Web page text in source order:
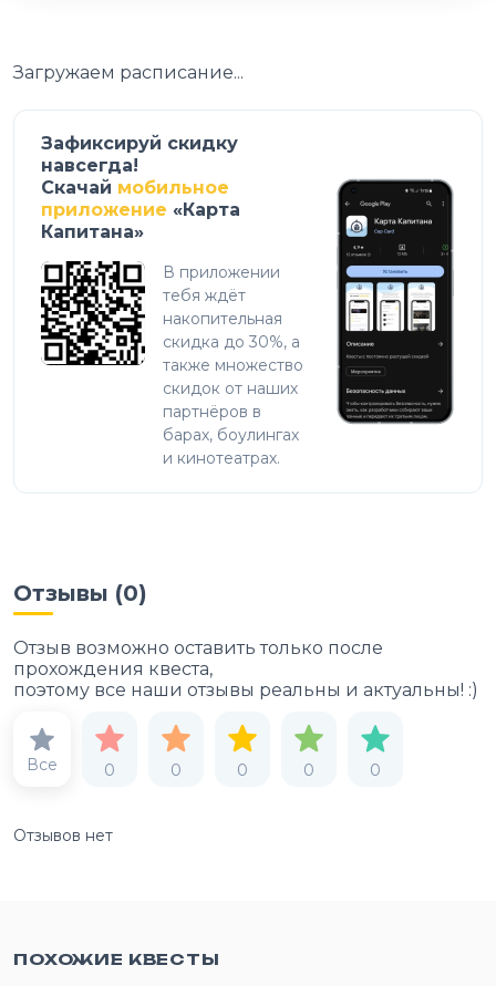
Загружаем расписание...
Зафиксируй скидку
навсегда!
Скачай мобильное
приложение «Карта
Капитана»
В приложении
тебя ждёт
накопительная
скидка до 30%, а
также множество
скидок от наших
партнёров в
барах, боулингах
и кинотеатрах.
Отзывы (0)
Отзыв возможно оставить только после
прохождения квеста,
поэтому все наши отзывы реальны и актуальны! :)
Все 0 0 0 0 0
Отзывов нет
ПОХОЖИЕ КВЕСТЫ